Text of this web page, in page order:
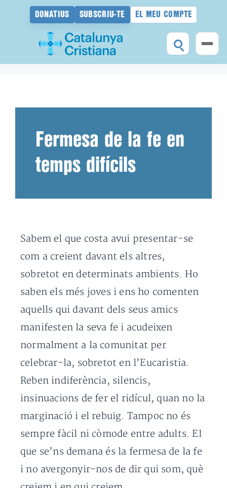
DONATIUS SUBSCRIU-TE EL MEU COMPTE
Fermesa de la fe en
temps difícils
Sabem el que costa avui presentar-se
com a creient davant els altres,
sobretot en determinats ambients. Ho
saben els més joves i ens ho comenten
aquells qui davant dels seus amics
manifesten la seva fe i acudeixen
normalment a la comunitat per
celebrar-la, sobretot en l’Eucaristia.
Reben indiferència, silencis,
insinuacions de fer el ridícul, quan no la
marginació i el rebuig. Tampoc no és
sempre fàcil ni còmode entre adults. El
que se’ns demana és la fermesa de la fe
i no avergonyir-nos de dir qui som, què